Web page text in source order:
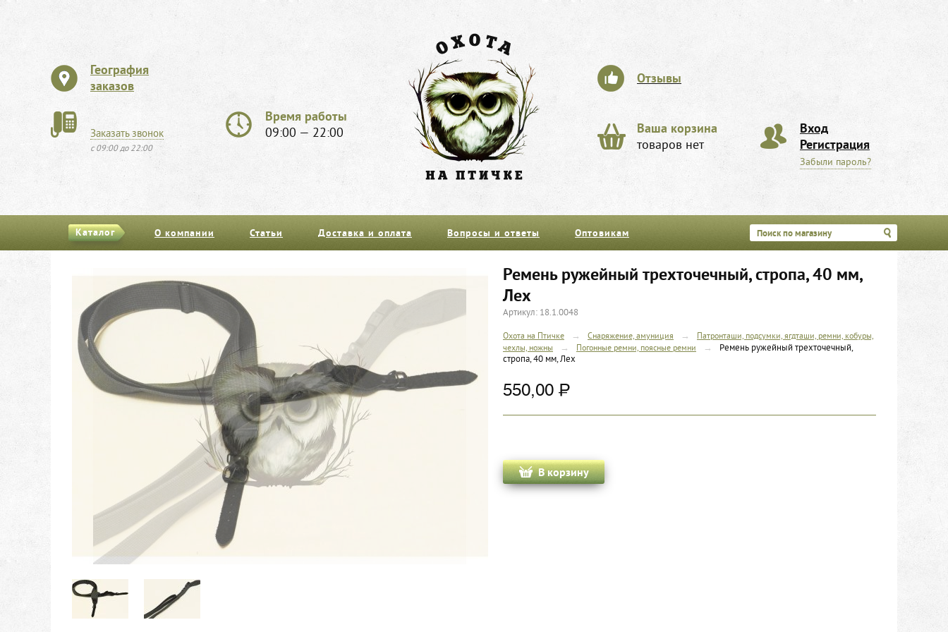
География
заказов
Заказать звонок
с 09:00 до 22:00
Время работы
09:00 — 22:00
Отзывы
Ваша корзина
товаров нет
Вход
Регистрация
Забыли пароль?
Каталог О компании Статьи Доставка и оплата Вопросы и ответы Оптовикам
Ремень ружейный трехточечный, стропа, 40 мм,
Лех
Артикул: 18.1.0048
Охота на Птичке → Снаряжение, амуниция →
Патронташи, подсумки, ягдташи, ремни, кобуры,
чехлы, ножны
→ Погонные ремни, поясные ремни →
Ремень ружейный трехточечный,
стропа, 40 мм, Лех
550,00